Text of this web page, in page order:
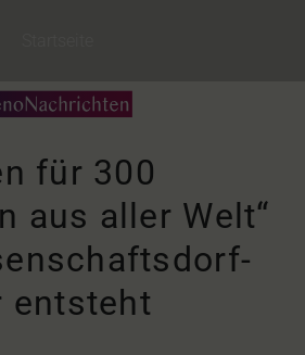
für 300
aus aller Welt“
entsteht